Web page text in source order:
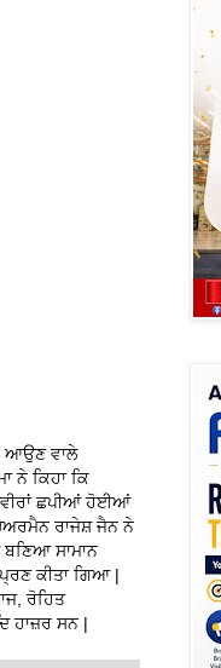
ਆਉਣ ਵਾਲੇ
ਨੇ ਕਿਹਾ ਕਿ
ਛਪੀਆਂ ਹੋਈਆਂ
ਰਾਜੇਸ਼ ਜੈਨ ਨੇ
ਸਾਮਾਨ
ਕੀਤਾ ਗਿਆ |
ਰੋਹਿਤ
ਹਾਜ਼ਰ ਸਨ |